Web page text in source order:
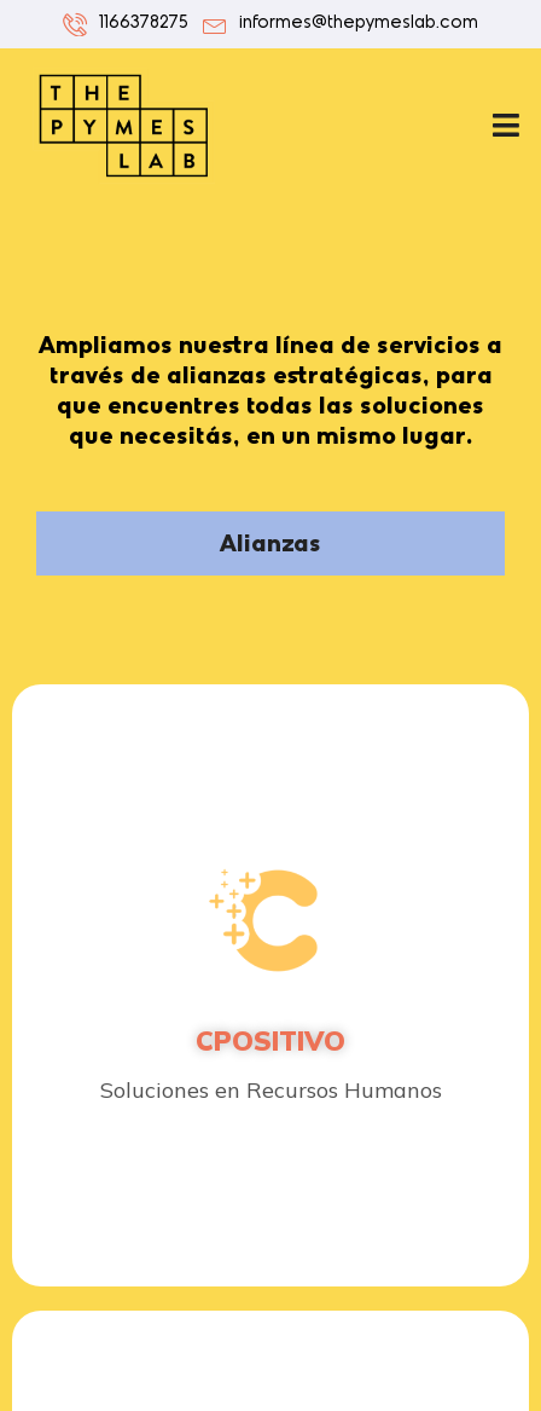
1166378275 informes@thepymeslab.com
Ampliamos nuestra línea de servicios a
través de alianzas estratégicas, para
que encuentres todas las soluciones
que necesitás, en un mismo lugar.
Alianzas
CPOSITIVO
Soluciones en Recursos Humanos